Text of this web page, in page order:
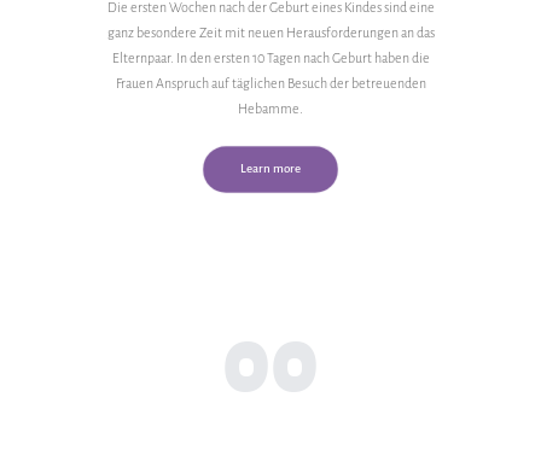
Die ersten Wochen nach der Geburt eines Kindes sind eine
ganz besondere Zeit mit neuen Herausforderungen an das
Elternpaar. In den ersten 10 Tagen nach Geburt haben die
Frauen Anspruch auf täglichen Besuch der betreuenden
Hebamme.
Learn more
00